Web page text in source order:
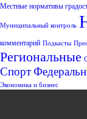
Местные нормативы
Муниципальный контроль
комментарий Подкасты
Региональные
Спорт
Экономика и бизнес